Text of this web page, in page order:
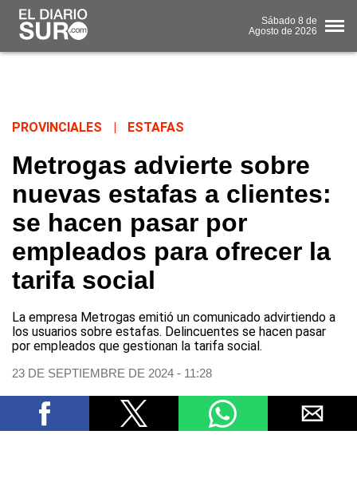
Sábado 8 de
Agosto de 2026
PROVINCIALES ESTAFAS
Metrogas advierte sobre
nuevas estafas a clientes:
se hacen pasar por
empleados para ofrecer la
tarifa social
La empresa Metrogas emitió un comunicado advirtiendo a
los usuarios sobre estafas. Delincuentes se hacen pasar
por empleados que gestionan la tarifa social.
23 DE SEPTIEMBRE DE 2024 - 11:28